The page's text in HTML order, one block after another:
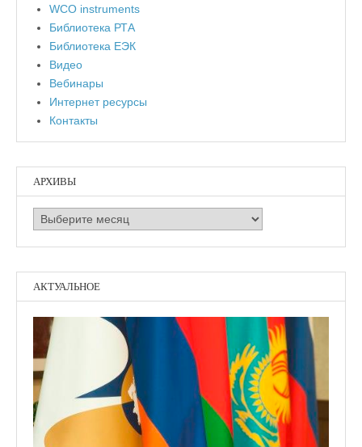
WCO instruments
Библиотека РТА
Библиотека ЕЭК
Видео
Вебинары
Интернет ресурсы
Контакты
АРХИВЫ
Архивы
АКТУАЛЬНОЕ